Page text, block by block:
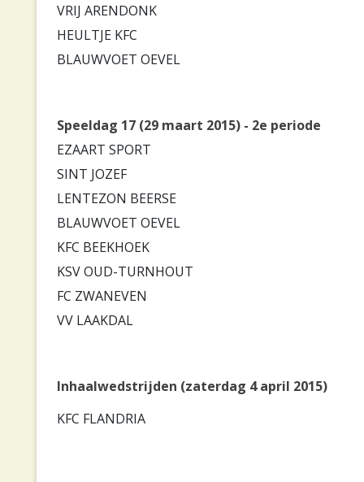
VRIJ ARENDONK
HEULTJE KFC
BLAUWVOET OEVEL
Speeldag 17 (29 maart 2015) - 2e periode
EZAART SPORT
SINT JOZEF
LENTEZON BEERSE
BLAUWVOET OEVEL
KFC BEEKHOEK
KSV OUD-TURNHOUT
FC ZWANEVEN
VV LAAKDAL
Inhaalwedstrijden (zaterdag 4 april 2015)
KFC FLANDRIA